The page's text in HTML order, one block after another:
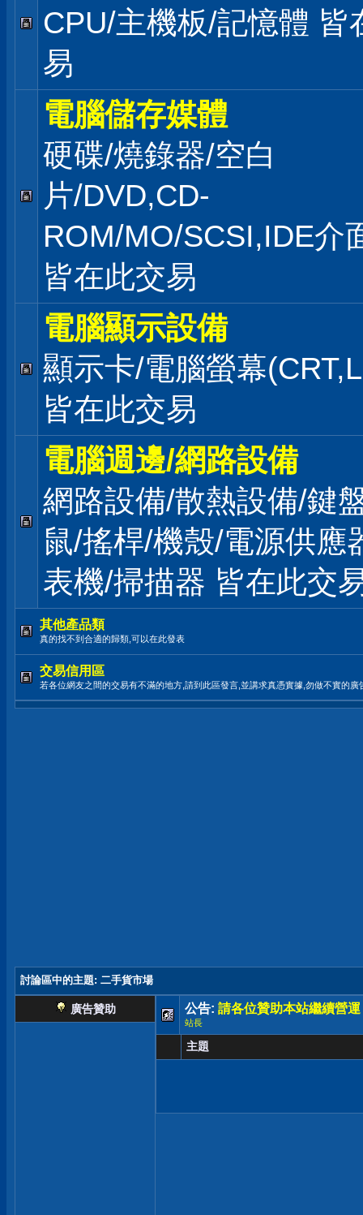
CPU/主機板/記憶體 皆
易
電腦儲存媒體
硬碟/燒錄器/空白
片/DVD,CD-
ROM/MO/SCSI,IDE介
皆在此交易
電腦顯示設備
顯示卡/電腦螢幕
皆在此交易
電腦週邊/網路設備
網路設備/散熱設備/鍵
鼠/搖桿/機殼/電源供應
表機/掃描器 皆在此交
其他產品類
真的找不到合適的歸類,可以在此發表
交易信用區
若各位網友之間的交易有不滿的地方,請到此區發言,並講求真憑實據,勿做不實的廣
討論區中的主題: 二手貨市場
廣告贊助 公告: 請各位贊助本站繼續營運
站長
主題